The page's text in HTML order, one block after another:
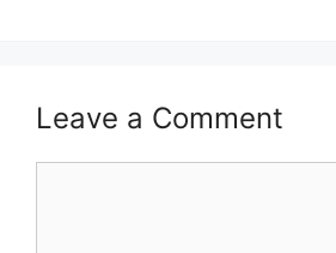
Leave a Comment